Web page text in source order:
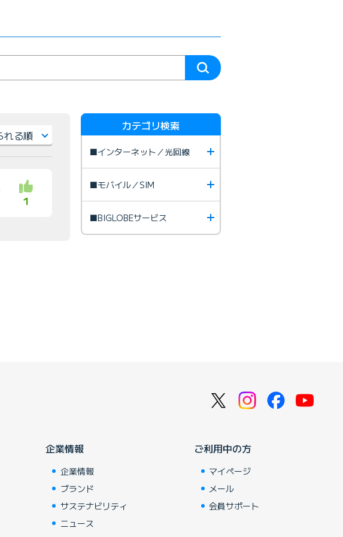
1
カテゴリ検索
■インターネット／光回線
■モバイル／SIM
■BIGLOBEサービス
企業情報
企業情報
ブランド
サステナビリティ
ニュース
ご利用中の方
マイページ
メール
会員サポート